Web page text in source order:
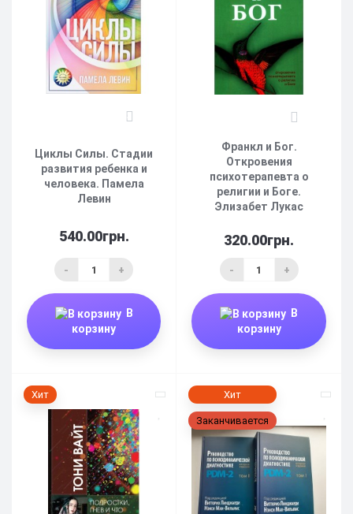
Циклы Силы. Стадии
развития ребенка и
человека. Памела
Левин
540.00грн.
- +
В
корзину
Франкл и Бог.
Откровения
психотерапевта о
религии и Боге.
Элизабет Лукас
320.00грн.
- +
В
корзину
Хит Хит
Заканчивается